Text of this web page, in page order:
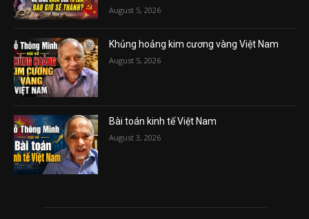
August 5, 2026
Khủng hoảng kim cương vàng Việt Nam
August 5, 2026
Bài toán kinh tế Việt Nam
August 3, 2026